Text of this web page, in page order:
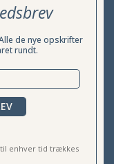
de nye opskrifter
rundt.
enhver tid trækkes